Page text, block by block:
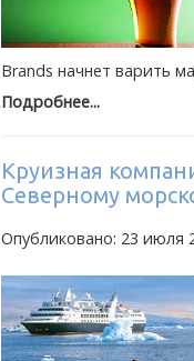
Brands начнет варить
Подробнее...
Круизная
Северному
Опубликовано: 23 июля